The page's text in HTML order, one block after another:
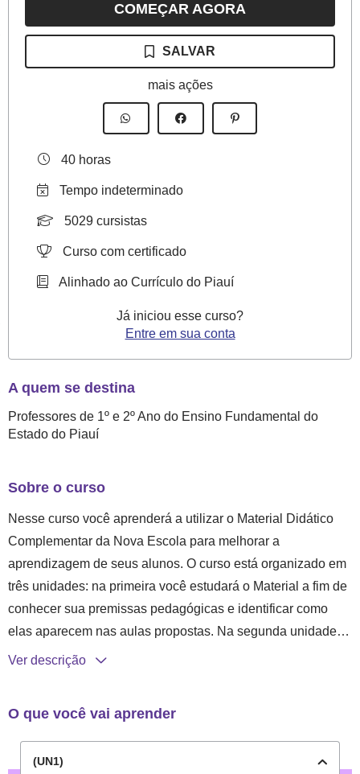
COMEÇAR AGORA
CURSO
[PIAUÍ
DIDÁTICO
COMPLEMENTAR
FUNDAMENTAL
CURRÍCULO
DO
COMO
PARA
MELHORAR
A
APRENDIZAGEM
SALVAR
mais ações
40 horas
Tempo indeterminado
5029 cursistas
Curso com certificado
Alinhado ao Currículo do Piauí
Já iniciou esse curso?
Entre em sua conta
A quem se destina
Professores de 1º e 2º Ano do Ensino Fundamental do
Estado do Piauí
Sobre o curso
Nesse curso você aprenderá a utilizar o Material Didático
Complementar da Nova Escola para melhorar a
aprendizagem de seus alunos. O curso está organizado em
três unidades: na primeira você estudará o Material a fim de
conhecer sua premissas pedagógicas e identificar como
elas aparecem nas aulas propostas. Na segunda unidade
você aprenderá a utilizar o Material Didático Complementar
a terceira unidade abordará as implicações do Material na
prática docente, como gestão do tempo e da sala de aula.
Para começar o curso clique em "Começar estudos".
Ver descrição
O que você vai aprender
(UN1)